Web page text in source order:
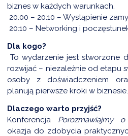
CZYSTE POWIETRZE
EWIDENCJA EMISYJNOŚCI
biznes w każdych warunkach.
20:00 – 20:10 – Wystąpienie
20:10 – Networking i
Dla kogo?
To wydarzenie jest stworzone
rozwijać – niezależnie od etapu
osoby z doświadczeniem
planują pierwsze kroki w biznesie.
Dlaczego warto przyjść?
Konferencja Porozmawiajmy o
okazja do zdobycia